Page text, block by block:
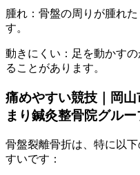
腫れ：骨盤の周りが腫れ
す。
動きにくい：足を動かす
ることがあります。
痛めやすい競技｜岡
まり鍼灸整骨院グルー
骨盤裂離骨折は、特に以
すいです：